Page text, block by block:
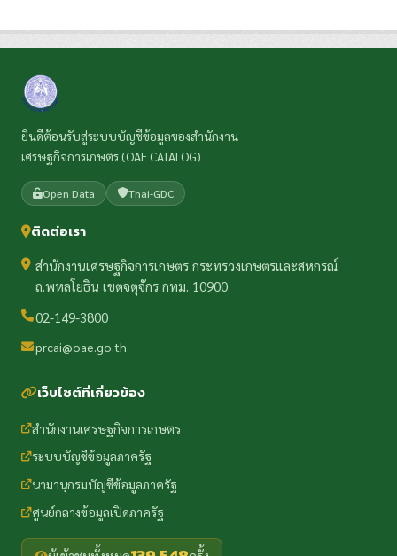
ยินดีต้อนรับสู่ระบบบัญชีข้อมูลของสำนักงาน
เศรษฐกิจการเกษตร (OAE CATALOG)
Open Data Thai-GDC
ติดต่อเรา
สำนักงานเศรษฐกิจการเกษตร กระทรวงเกษตรและสหกรณ์
ถ.พหลโยธิน เขตจตุจักร กทม. 10900
02-149-3800
prcai@oae.go.th
เว็บไซต์ที่เกี่ยวข้อง
สำนักงานเศรษฐกิจการเกษตร
ระบบบัญชีข้อมูลภาครัฐ
นามานุกรมบัญชีข้อมูลภาครัฐ
ศูนย์กลางข้อมูลเปิดภาครัฐ